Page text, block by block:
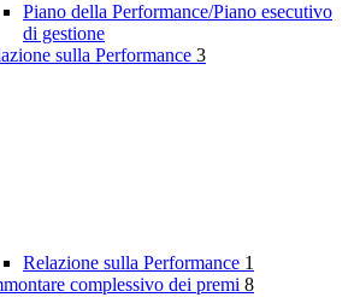
Piano della Performance/Piano esecutivo
di gestione
sulla Performance 3
Relazione sulla Performance 1
complessivo dei premi 8